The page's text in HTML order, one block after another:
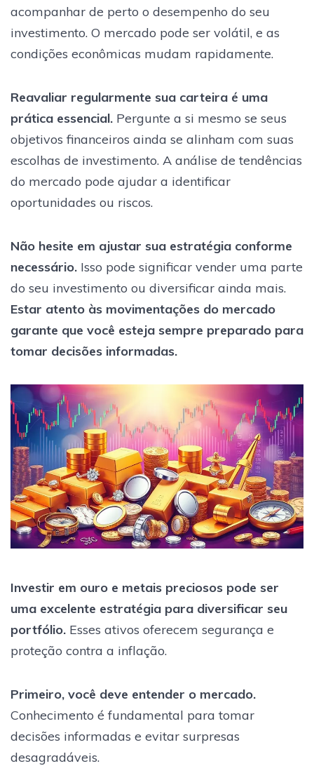
acompanhar de perto o desempenho do seu
investimento. O mercado pode ser volátil, e as
condições econômicas mudam rapidamente.
Reavaliar regularmente sua carteira é uma
prática essencial. Pergunte a si mesmo se seus
objetivos financeiros ainda se alinham com suas
escolhas de investimento. A análise de tendências
do mercado pode ajudar a identificar
oportunidades ou riscos.
Não hesite em ajustar sua estratégia conforme
necessário. Isso pode significar vender uma parte
do seu investimento ou diversificar ainda mais.
Estar atento às movimentações do mercado
garante que você esteja sempre preparado para
tomar decisões informadas.
Investir em ouro e metais preciosos pode ser
uma excelente estratégia para diversificar seu
portfólio. Esses ativos oferecem segurança e
proteção contra a inflação.
Primeiro, você deve entender o mercado.
Conhecimento é fundamental para tomar
decisões informadas e evitar surpresas
desagradáveis.